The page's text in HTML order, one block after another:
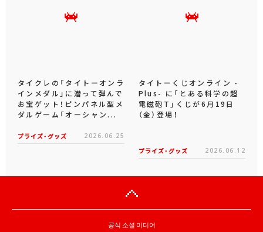
タイクレの「タイトーオンラ
インメダル」に潜って弾んで
お宝ゲット！ピンパネル型メ
ダルゲーム「オーシャン...
プライズ・グッズ 2026.06.25
タイトーくじオンライン -
Plus- に「とある科学の超
電磁砲T」くじが6月19日
（金）登場！
プライズ・グッズ 2026.06.12
공식 소셜 미디어